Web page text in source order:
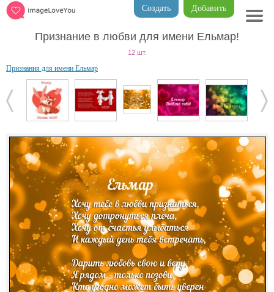
Добавить
Создать
Признание в любви для имени Ельмар!
12 шт.
Признания для имени Ельмар